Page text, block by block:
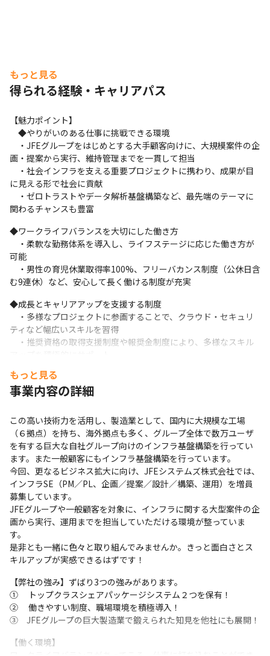
もっと見る
得られる経験・キャリアパス
【魅力ポイント】
◆やりがいのある仕事に挑戦できる環境
・JFEグループをはじめとする大手顧客向けに、大規模案件の企
画・提案から実行、維持管理までを一貫して担当
・社会インフラを支える重要プロジェクトに携わり、成果が目
に見える形で社会に貢献
・ゼロトラストやデータ解析基盤構築など、最先端のテーマに
関わるチャンスも豊富
◆ワークライフバランスを大切にした働き方
・柔軟な勤務体系を導入し、ライフステージに応じた働き方が
可能
・男性の育児休業取得率100%、フリーバカンス制度（公休日含
む9連休）など、安心して長く働ける制度が充実
◆成長とキャリアアップを支援する制度
・多様なプロジェクトに参画することで、クラウド・セキュリ
ティなど幅広いスキルを習得
・推奨資格の取得支援制度や報奨金制度により、多様なスキル
◆ チームで成し遂げる達成感
・経験豊富なメンバーと協力しながら、チームで課題を乗り越
・オープンなコミュニケーションと相互支援により、安心して
挑戦できる職場環境
◆ 事業拡大フェーズならではの刺激的な環境
・インフラ基盤案件の増加に伴い、事業拡大を進行中
・新しい仲間とともに、会社の成長を牽引するやりがいと面白
さを実感
・自らの成長が、組織の成長に直結するダイナミズムを体感
【キャリアパス】（いろいろなキャリアパスがあります）
◆入社後の役割（スキル・経験に応じてアサイン）
・中～小規模プロジェクトのPM/PL/推進メンバー
・大規模プロジェクトの推進メンバー
⇒実務を通じて、
プロジェクトマネジメントやインフラ運用の基礎を習得
◆数年後の役割
・既存インフラ基盤の運用リーダー
もっと見る
事業内容の詳細
この高い技術力を活用し、製造業として、国内に大規模な工場
（６拠点）を持ち、海外拠点も多く、グループ全体で数万ユーザ
を有する巨大な自社グループ向けのインフラ基盤構築を行ってい
ます。また一般顧客にもインフラ基盤構築を行っています。
今回、更なるビジネス拡大に向け、JFEシステムズ株式会社では、
インフラSE（PM／PL、企画／提案／設計／構築、運用）を増員
募集しています。
JFEグループや一般顧客を対象に、インフラに関する大型案件の企
画から実行、運用までを担当していただける環境が整っていま
す。
是非とも一緒に色々と取り組んでみませんか。きっと面白さとス
キルアップが実感できるはずです！
【弊社の強み】ずばり3つの強みがあります。
① 　トップクラスシェアパッケージシステム２つを保有！
②　 働きやすい制度、職場環境を積極導入！
③　JFEグループの巨大製造業で鍛えられた知見を他社にも展開！
【働く環境】